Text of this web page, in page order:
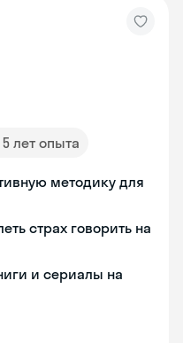
5 лет опыта
методику для
страх говорить на
и сериалы на